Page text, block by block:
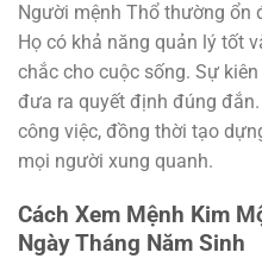
Người mệnh Thổ thường ổn
Họ có khả năng quản lý tốt
chắc cho cuộc sống. Sự
đưa ra quyết định đúng
công việc, đồng thời tạo
mọi người xung quanh.
Cách Xem Mệnh Kim
Ngày Tháng Năm Sinh